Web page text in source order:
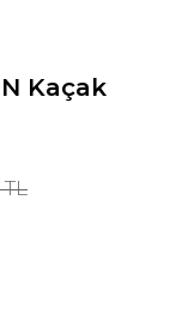
Kaçak
TL